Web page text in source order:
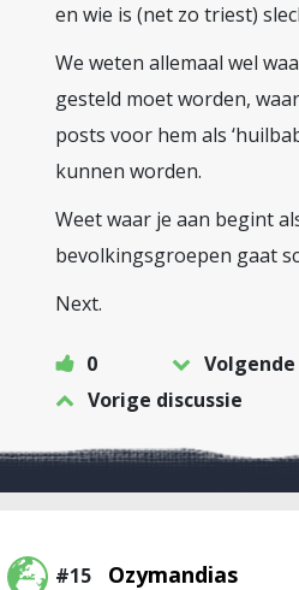
en wie is (net zo triest)
We weten allemaal wel
gesteld moet worden,
posts voor hem als
kunnen worden.
Weet waar je aan begint
bevolkingsgroepen gaat
Next.
0
Vorige discussie
#15 Ozymandias